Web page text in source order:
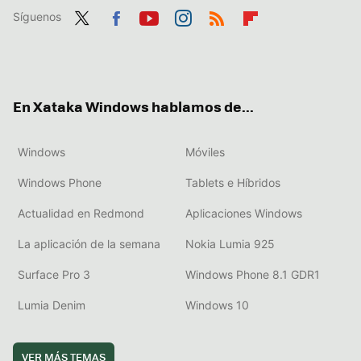
Síguenos
En Xataka Windows hablamos de...
Windows Móviles
Windows Phone Tablets e Híbridos
Actualidad en Redmond Aplicaciones Windows
La aplicación de la semana Nokia Lumia 925
Surface Pro 3 Windows Phone 8.1 GDR1
Lumia Denim Windows 10
VER MÁS TEMAS